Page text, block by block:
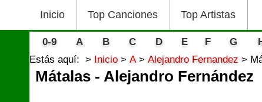
Inicio Top Canciones Top Artistas
0-9 A B C D E F G
Estás aquí:
Inicio A Alejandro Fernandez
Mátalas - Alejandro Fernández